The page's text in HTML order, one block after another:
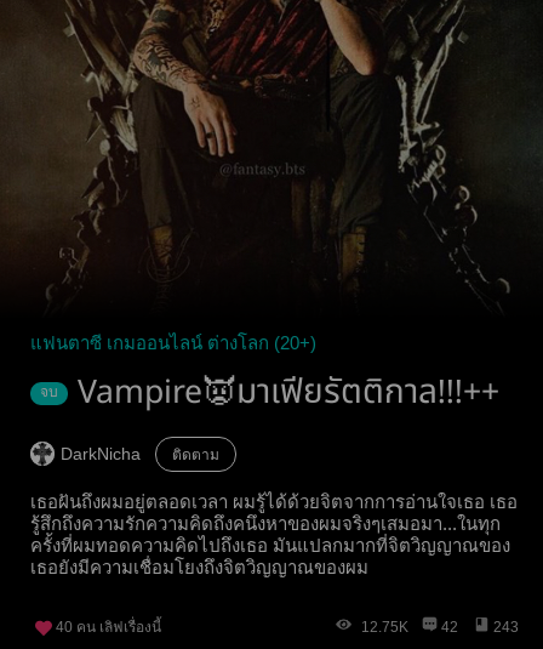
แฟนตาซี เกมออนไลน์ ต่างโลก (20+)
จบ Vampire👿มาเฟียรัตติกาล!!!++
DarkNicha ติดตาม
เธอฝันถึงผมอยู่ตลอดเวลา ผมรู้ได้ด้วยจิตจากการอ่านใจเธอ เธอ
รู้สึกถึงความรักความคิดถึงคนึงหาของผมจริงๆเสมอมา...ในทุก
ครั้งที่ผมทอดความคิดไปถึงเธอ มันแปลกมากที่จิตวิญญาณของ
เธอยังมีความเชื่อมโยงถึงจิตวิญญาณของผม
40 คน เลิฟเรื่องนี้ 12.75K 42 243